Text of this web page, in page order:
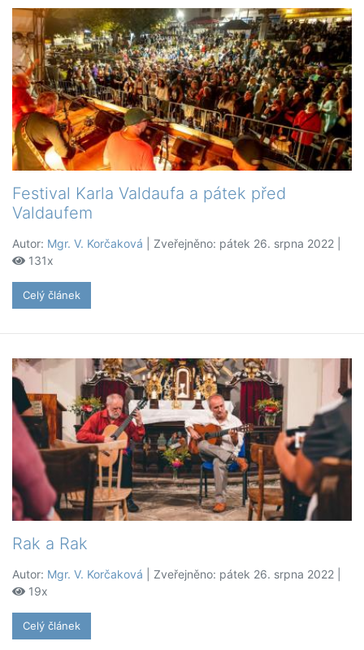
Festival Karla Valdaufa a pátek před
Valdaufem
Autor: Mgr. V. Korčaková | Zveřejněno: pátek 26. srpna 2022 |
131x
Celý článek
Rak a Rak
Autor: Mgr. V. Korčaková | Zveřejněno: pátek 26. srpna 2022 |
19x
Celý článek